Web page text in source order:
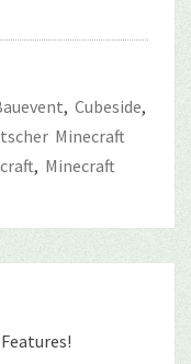
, Cubeside,
Minecraft
, Minecraft